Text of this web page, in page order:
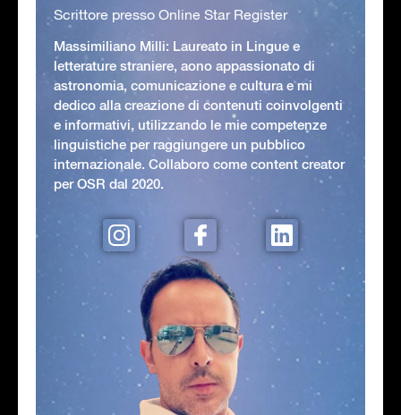
Scrittore presso Online Star Register
Massimiliano Milli: Laureato in Lingue e
letterature straniere, aono appassionato di
astronomia, comunicazione e cultura e mi
dedico alla creazione di contenuti coinvolgenti
e informativi, utilizzando le mie competenze
linguistiche per raggiungere un pubblico
internazionale. Collaboro come content creator
per OSR dal 2020.